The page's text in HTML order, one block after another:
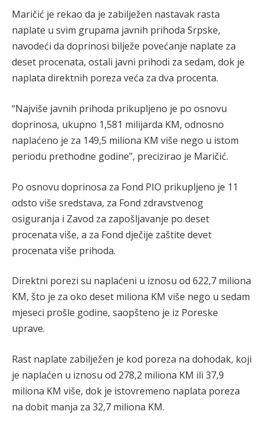
Maričić je rekao da je zabilježen nastavak rasta
naplate u svim grupama javnih prihoda Srpske,
navodeći da doprinosi bilježe povećanje naplate za
deset procenata, ostali javni prihodi za sedam, dok je
naplata direktnih poreza veća za dva procenta.
“Najviše javnih prihoda prikupljeno je po osnovu
doprinosa, ukupno 1,581 milijarda KM, odnosno
naplaćeno je za 149,5 miliona KM više nego u istom
periodu prethodne godine”, precizirao je Maričić.
Po osnovu doprinosa za Fond PIO prikupljeno je 11
odsto više sredstava, za Fond zdravstvenog
osiguranja i Zavod za zapošljavanje po deset
procenata više, a za Fond dječije zaštite devet
procenata više prihoda.
Direktni porezi su naplaćeni u iznosu od 622,7 miliona
KM, što je za oko deset miliona KM više nego u sedam
mjeseci prošle godine, saopšteno je iz Poreske
uprave.
Rast naplate zabilježen je kod poreza na dohodak, koji
je naplaćen u iznosu od 278,2 miliona KM ili 37,9
miliona KM više, dok je istovremeno naplata poreza
na dobit manja za 32,7 miliona KM.